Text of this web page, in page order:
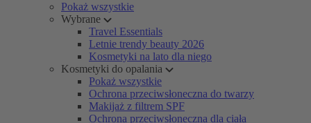
Pokaż wszystkie
Wybrane
Travel Essentials
Letnie trendy beauty 2026
Kosmetyki na lato dla niego
Kosmetyki do opalania
Pokaż wszystkie
Ochrona przeciwsłoneczna do twarzy
Makijaż z filtrem SPF
Ochrona przeciwsłoneczna dla ciała